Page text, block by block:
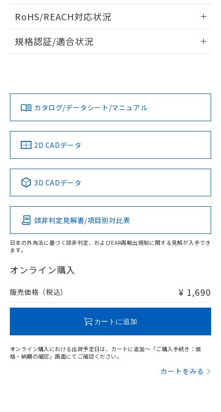
ドすることができます。
ログイン/会員登録
ダウンロードデータをご利用いただく前に、以下を必ずお読
みください。
ソフトウェアの使用条件
RoHS/REACH対応状況
EU RoHS 注意事項・凡例
対応済み
中国 RoHS 注意事項・凡例
Pb Hg Cd Cr(VI)
O
在庫等で未対応品が混在する可能性があります。
問い合わせください。
規格認証/適合状況
カタログ/データシート/マニュアル
2D CADデータ
3D CADデータ
該非判定見解書/項目別対比表
日本の外為法に基づく該非判定、およびEAR再輸出規制に関する見解が入手でき
ます。
オンライン購入
販売価格（税込） ¥ 1,690
カートに追加
オンライン購入における出荷予定日は、カートに追加～「ご購入手続き：価
格・納期の確認」画面にてご確認ください。
カートをみる
ものではありません。
また、RoHS指令のフタル酸エステル類４
物質の対応では、対応完了までの期間は出
荷製品に未対応品が混在することから備考
欄に対応日を記載しておりました。